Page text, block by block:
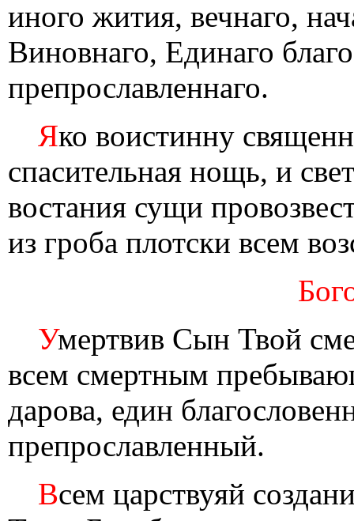
иного жития, вечнаго,
Виновнаго, Единаго
препрославленнаго.
Яко воистинну
спасительная нощь, и
востания сущи
из гроба плотски всем
Умертвив Сын Твой
всем смертным
дарова, един
препрославленный.
Всем царствуяй